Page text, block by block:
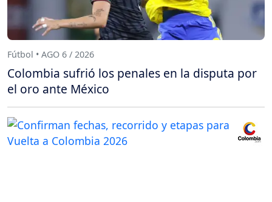
Fútbol • AGO 6 / 2026
Colombia sufrió los penales en la disputa por
el oro ante México